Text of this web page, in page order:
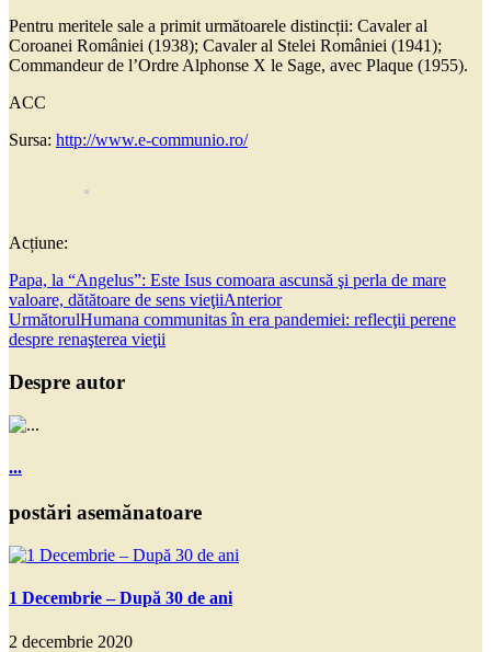
Pentru meritele sale a primit următoarele distincții: Cavaler al
Coroanei României (1938); Cavaler al Stelei României (1941);
Commandeur de l’Ordre Alphonse X le Sage, avec Plaque (1955).
ACC
Sursa: http://www.e-communio.ro/
Acțiune:
Papa, la “Angelus”: Este Isus comoara ascunsă şi perla de mare
valoare, dătătoare de sens vieţiiAnterior
UrmătorulHumana communitas în era pandemiei: reflecţii perene
despre renaşterea vieţii
Despre autor
...
postări asemănatoare
1 Decembrie – După 30 de ani
2 decembrie 2020